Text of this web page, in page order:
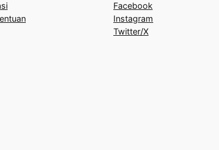
Facebook
Instagram
Twitter/X